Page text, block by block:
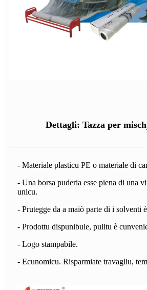
Dettagli: Tazza per
- Materiale plasticu PE o materiale di
- Una borsa puderia esse piena di una
unicu.
- Prutegge da a maiò parte di i solventi
- Prodottu dispunibule, pulitu è
- Logo stampabile.
- Ecunomicu. Risparmiate travagliu,